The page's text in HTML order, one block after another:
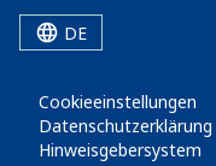
DE
Cookieeinstellungen
Datenschutzerklärung
Hinweisgebersystem